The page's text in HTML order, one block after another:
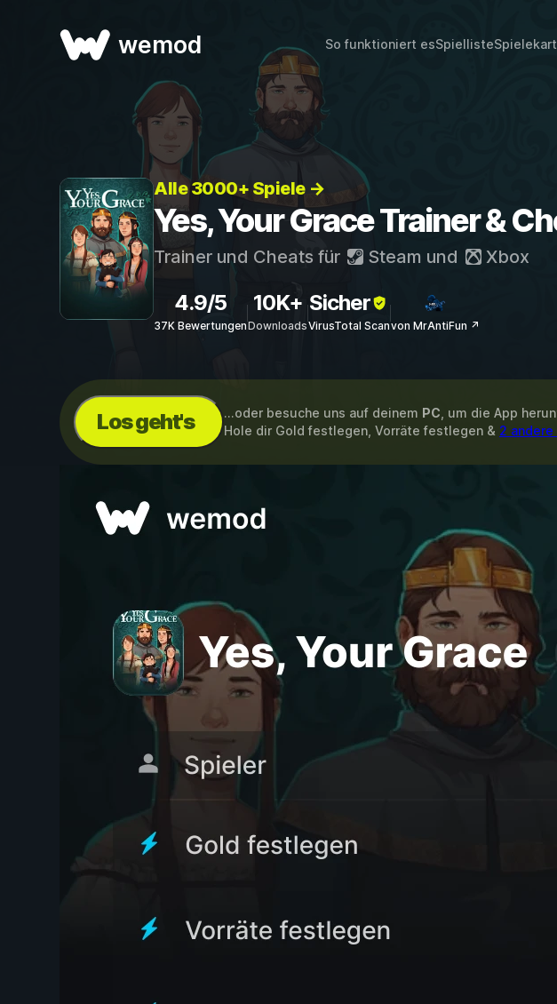
wemod So funktioniert esSpielliste
Alle 3000+ Spiele →
Yes, Your Grace Trainer &
Trainer und Cheats für Steam und Xbox
4.9/5
37K Bewertungen
10K+
Downloads
Sicher
VirusTotal Scanvon MrAntiFun ↗
Los geht's ...oder besuche uns auf deinem PC , um die App
Hole dir Gold festlegen, Vorräte festlegen & 2 andere